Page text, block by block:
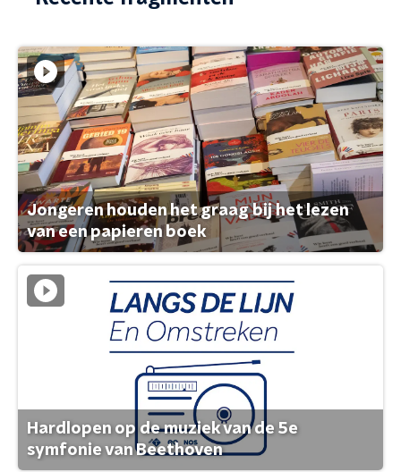
Jongeren houden het graag bij het lezen
van een papieren boek
Hardlopen op de muziek van de 5e
symfonie van Beethoven